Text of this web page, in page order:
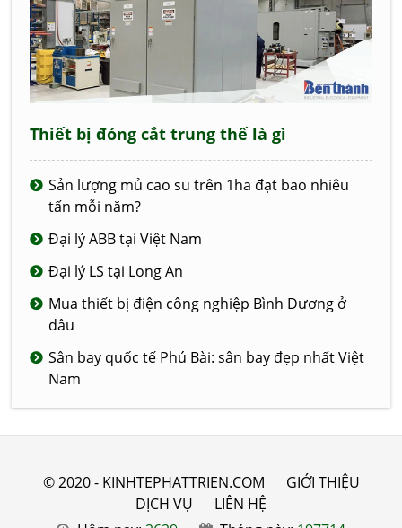
Thiết bị đóng cắt trung thế là gì
Sản lượng mủ cao su trên 1ha đạt bao nhiêu
tấn mỗi năm?
Đại lý ABB tại Việt Nam
Đại lý LS tại Long An
Mua thiết bị điện công nghiệp Bình Dương ở
đâu
Sân bay quốc tế Phú Bài: sân bay đẹp nhất Việt
Nam
© 2020 - KINHTEPHATTRIEN.COM
GIỚI THIỆU
DỊCH VỤ
LIÊN HỆ